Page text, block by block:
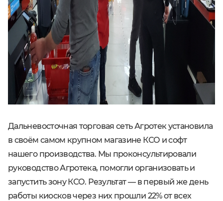
Дальневосточная торговая сеть Агротек установила
в своём самом крупном магазине КСО и софт
нашего производства. Мы проконсультировали
руководство Агротека, помогли организовать и
запустить зону КСО. Результат — в первый же день
работы киосков через них прошли 22% от всех